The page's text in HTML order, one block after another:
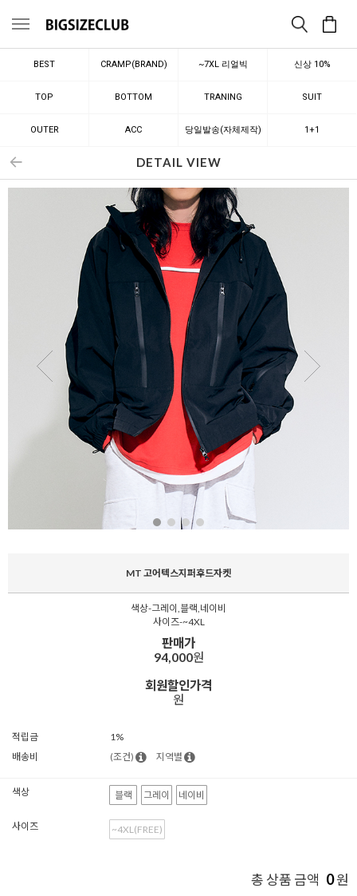
메뉴
BEST CRAMP(BRAND) ~7XL 리얼빅 신상 10%
TOP BOTTOM TRANING SUIT
OUTER ACC 당일발송(자체제작) 1+1
DETAIL VIEW
MT 고어텍스지퍼후드자켓
색상-그레이,블랙,네이비
사이즈-~4XL
판매가
94,000원
회원할인가격
원
적립금
1%
배송비
(조건) 지역별
색상 블랙 그레이 네이비
사이즈 ~4XL(FREE)
총 상품 금액 0원